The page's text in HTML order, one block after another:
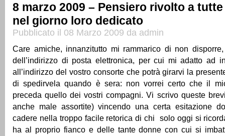
8 marzo 2009 – Pensiero rivolto a
nel giorno loro dedicato
Pubblicato il 08 Marzo 2009 da admin
Care amiche, innanzitutto mi rammarico di non
dell’indirizzo di posta elettronica, per cui mi adatto ad
all’indirizzo del vostro consorte che potrà girarvi la
di spedirvela quando è sera: non vorrei certo che il
preceda quello dei vostri compagni. Vi scrivo queste
anche male assortite) vincendo una certa esitazione
cadere nella troppo facile retorica di chi solo oggi si
ha al proprio fianco e delle tante donne con cui si